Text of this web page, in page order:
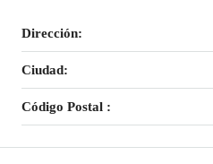
Dirección:
Ciudad:
Código Postal :